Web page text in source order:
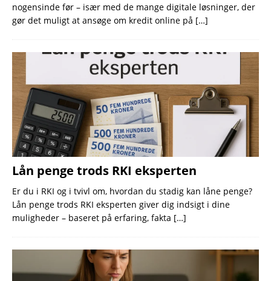
nogensinde før – især med de mange digitale løsninger, der
gør det muligt at ansøge om kredit online på […]
Lån penge trods RKI eksperten
Er du i RKI og i tvivl om, hvordan du stadig kan låne penge?
Lån penge trods RKI eksperten giver dig indsigt i dine
muligheder – baseret på erfaring, fakta […]